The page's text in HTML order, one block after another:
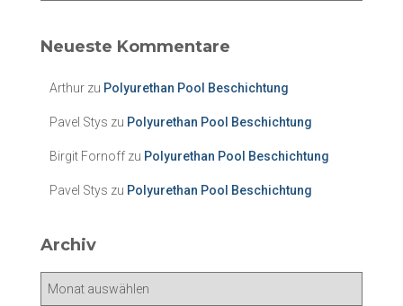
gNeueste Kommentare
Arthur zu Polyurethan Pool Beschichtung
Pavel Stys zu Polyurethan Pool Beschichtung
Birgit Fornoff zu Polyurethan Pool Beschichtung
Pavel Stys zu Polyurethan Pool Beschichtung
Archiv